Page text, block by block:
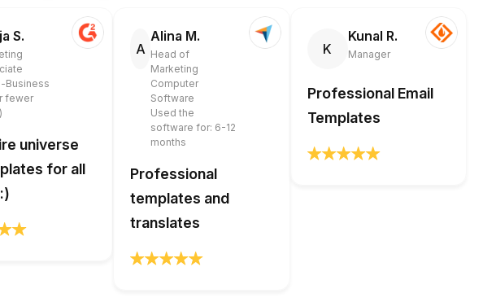
S.
Business
fewer
universe
for all
A
Alina M.
Head of
Marketing
Computer
Software
Used the
software for: 6-12
months
Professional
templates and
translates
K
Kunal R.
Manager
Professional Email
Templates